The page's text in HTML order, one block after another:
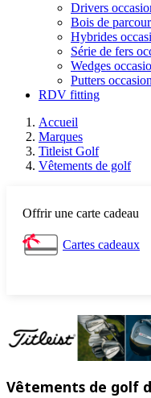
Drivers
Bois de
Hybrides
Série de fers
Wedges
Putters occasion
RDV fitting
Accueil
Marques
Titleist Golf
Vêtements de golf
Offrir une carte cadeau
Cartes cadeaux
Vêtements de golf